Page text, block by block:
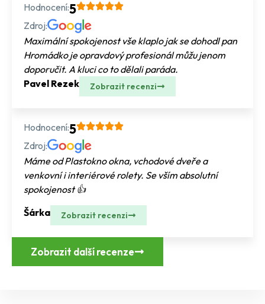
Hodnocení:5
Zdroj:
Maximální spokojenost vše klaplo jak se dohodl pan
Hromádko je opravdový profesionál můžu jenom
doporučit. A kluci co to dělali paráda.
Pavel Rezek
Zobrazit recenzi
Hodnocení:5
Zdroj:
Máme od Plastokno okna, vchodové dveře a
venkovní i interiérové rolety. Se vším absolutní
spokojenost 👍
Šárka
Zobrazit recenzi
Zobrazit další recenze